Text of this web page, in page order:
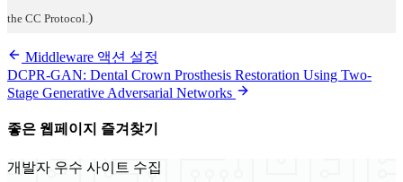
the CC Protocol. )
Middleware 액션 설정
DCPR-GAN: Dental Crown Prosthesis Restoration Using Two-
Stage Generative Adversarial Networks
좋은 웹페이지 즐겨찾기
개발자 우수 사이트 수집